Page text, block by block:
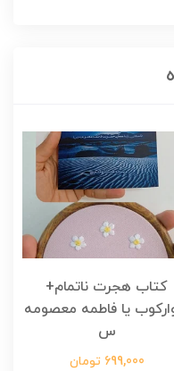
کتاب هجرت ناتمام+
یا فاطمه معصومه
س
699,000 تومان